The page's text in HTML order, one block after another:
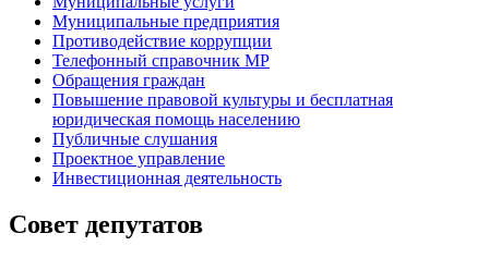
Муниципальные предприятия
Противодействие коррупции
Телефонный справочник МР
Обращения граждан
Повышение правовой культуры и бесплатная
юридическая помощь населению
Публичные слушания
Проектное управление
Инвестиционная деятельность
Совет депутатов